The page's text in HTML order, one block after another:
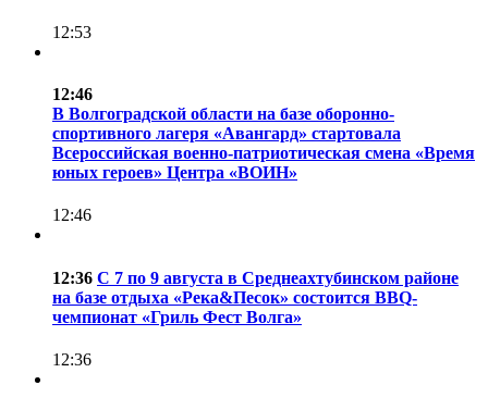
12:53
12:46
В Волгоградской области на базе оборонно-
спортивного лагеря «Авангард» стартовала
Всероссийская военно-патриотическая смена «Время
юных героев» Центра «ВОИН»
12:46
12:36 С 7 по 9 августа в Среднеахтубинском районе
на базе отдыха «Река&Песок» состоится BBQ-
чемпионат «Гриль Фест Волга»
12:36